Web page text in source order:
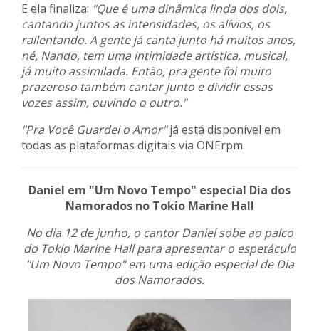
E ela finaliza: "Que é uma dinâmica linda dos dois,
cantando juntos as intensidades, os alívios, os
rallentando. A gente já canta junto há muitos anos,
né, Nando, tem uma intimidade artística, musical,
já muito assimilada. Então, pra gente foi muito
prazeroso também cantar junto e dividir essas
vozes assim, ouvindo o outro."
"Pra Você Guardei o Amor"já está disponível em
todas as plataformas digitais via ONErpm.
Daniel em "Um Novo Tempo" especial Dia dos
Namorados no Tokio Marine Hall
No dia 12 de junho, o cantor Daniel sobe ao palco
do Tokio Marine Hall para apresentar o espetáculo
"Um Novo Tempo" em uma edição especial de Dia
dos Namorados.